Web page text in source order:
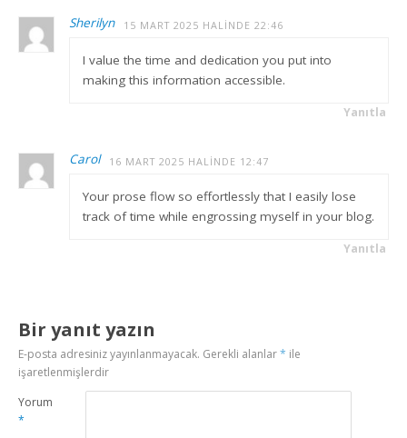
Sherilyn 15 MART 2025 HALINDE 22:46
I value the time and dedication you put into
making this information accessible.
Yanıtla
Carol 16 MART 2025 HALINDE 12:47
Your prose flow so effortlessly that I easily lose
track of time while engrossing myself in your blog.
Yanıtla
Bir yanıt yazın
E-posta adresiniz yayınlanmayacak. Gerekli alanlar* ile
işaretlenmişlerdir
Yorum
*